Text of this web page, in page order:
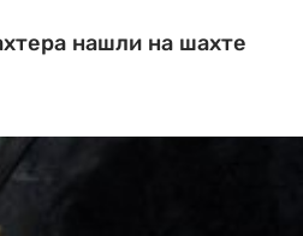
нашли на шахте